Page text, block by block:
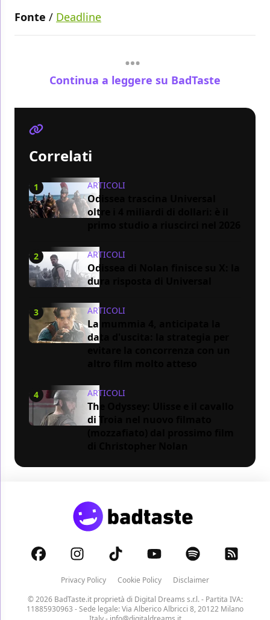
Fonte / Deadline
Continua a leggere su BadTaste
Correlati
1 ARTICOLI
Odissea trascina Universal
oltre i 4 miliardi di dollari: è il
2 ARTICOLI
Odissea di Nolan finisce su X: la
dura risposta di Universal
3 ARTICOLI
La mummia 4, anticipata la
data d'uscita: la strategia per
4 ARTICOLI
The Odyssey: Ulisse e il cavallo
di Troia nel nuovo filmato
Privacy Policy Cookie Policy
Disclaimer
© 2026 BadTaste.it proprietà di Digital Dreams s.r.l.- Partita IVA:
11885930963 - Sede legale: Via Alberico Albricci 8, 20122 Milano